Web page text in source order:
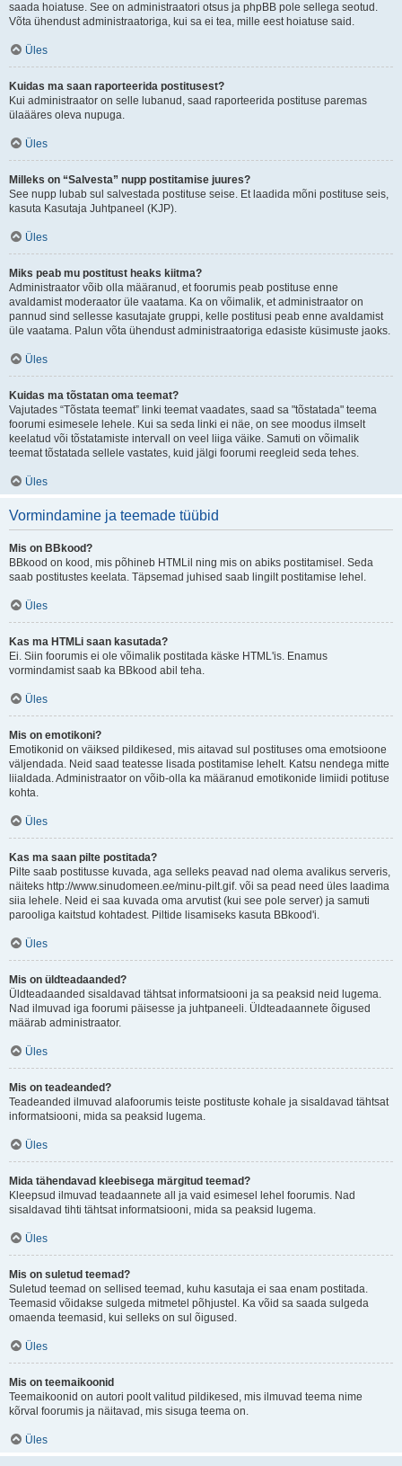
saada hoiatuse. See on administraatori otsus ja phpBB pole sellega seotud.
Võta ühendust administraatoriga, kui sa ei tea, mille eest hoiatuse said.
Üles
Kuidas ma saan raporteerida postitusest?
Kui administraator on selle lubanud, saad raporteerida postituse paremas
ülaääres oleva nupuga.
Üles
Milleks on “Salvesta” nupp postitamise juures?
See nupp lubab sul salvestada postituse seise. Et laadida mõni postituse seis,
kasuta Kasutaja Juhtpaneel (KJP).
Üles
Miks peab mu postitust heaks kiitma?
Administraator võib olla määranud, et foorumis peab postituse enne
avaldamist moderaator üle vaatama. Ka on võimalik, et administraator on
pannud sind sellesse kasutajate gruppi, kelle postitusi peab enne avaldamist
üle vaatama. Palun võta ühendust administraatoriga edasiste küsimuste jaoks.
Üles
Kuidas ma tõstatan oma teemat?
Vajutades “Tõstata teemat” linki teemat vaadates, saad sa "tõstatada" teema
foorumi esimesele lehele. Kui sa seda linki ei näe, on see moodus ilmselt
keelatud või tõstatamiste intervall on veel liiga väike. Samuti on võimalik
teemat tõstatada sellele vastates, kuid jälgi foorumi reegleid seda tehes.
Üles
Vormindamine ja teemade tüübid
Mis on BBkood?
BBkood on kood, mis põhineb HTMLil ning mis on abiks postitamisel. Seda
saab postitustes keelata. Täpsemad juhised saab lingilt postitamise lehel.
Üles
Kas ma HTMLi saan kasutada?
Ei. Siin foorumis ei ole võimalik postitada käske HTML'is. Enamus
vormindamist saab ka BBkood abil teha.
Üles
Mis on emotikoni?
Emotikonid on väiksed pildikesed, mis aitavad sul postituses oma emotsioone
väljendada. Neid saad teatesse lisada postitamise lehelt. Katsu nendega mitte
liialdada. Administraator on võib-olla ka määranud emotikonide limiidi potituse
kohta.
Üles
Kas ma saan pilte postitada?
Pilte saab postitusse kuvada, aga selleks peavad nad olema avalikus serveris,
näiteks http://www.sinudomeen.ee/minu-pilt.gif. või sa pead need üles laadima
siia lehele. Neid ei saa kuvada oma arvutist (kui see pole server) ja samuti
parooliga kaitstud kohtadest. Piltide lisamiseks kasuta BBkood'i.
Üles
Mis on üldteadaanded?
Üldteadaanded sisaldavad tähtsat informatsiooni ja sa peaksid neid lugema.
Nad ilmuvad iga foorumi päisesse ja juhtpaneeli. Üldteadaannete õigused
määrab administraator.
Üles
Mis on teadeanded?
Teadeanded ilmuvad alafoorumis teiste postituste kohale ja sisaldavad tähtsat
informatsiooni, mida sa peaksid lugema.
Üles
Mida tähendavad kleebisega märgitud teemad?
Kleepsud ilmuvad teadaannete all ja vaid esimesel lehel foorumis. Nad
sisaldavad tihti tähtsat informatsiooni, mida sa peaksid lugema.
Üles
Mis on suletud teemad?
Suletud teemad on sellised teemad, kuhu kasutaja ei saa enam postitada.
Teemasid võidakse sulgeda mitmetel põhjustel. Ka võid sa saada sulgeda
omaenda teemasid, kui selleks on sul õigused.
Üles
Mis on teemaikoonid
Teemaikoonid on autori poolt valitud pildikesed, mis ilmuvad teema nime
kõrval foorumis ja näitavad, mis sisuga teema on.
Üles